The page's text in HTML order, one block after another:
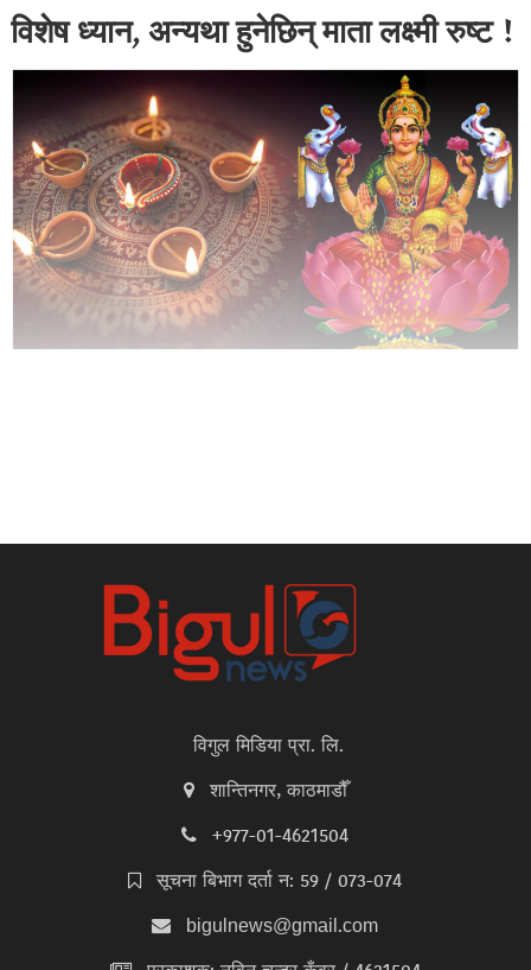
विशेष ध्यान, अन्यथा हुनेछिन् माता लक्ष्मी रुष्ट !
विगुल मिडिया प्रा. लि.
शान्तिनगर, काठमाडौँ
+977-01-4621504
सूचना बिभाग दर्ता न: 59 / 073-074
bigulnews@gmail.com